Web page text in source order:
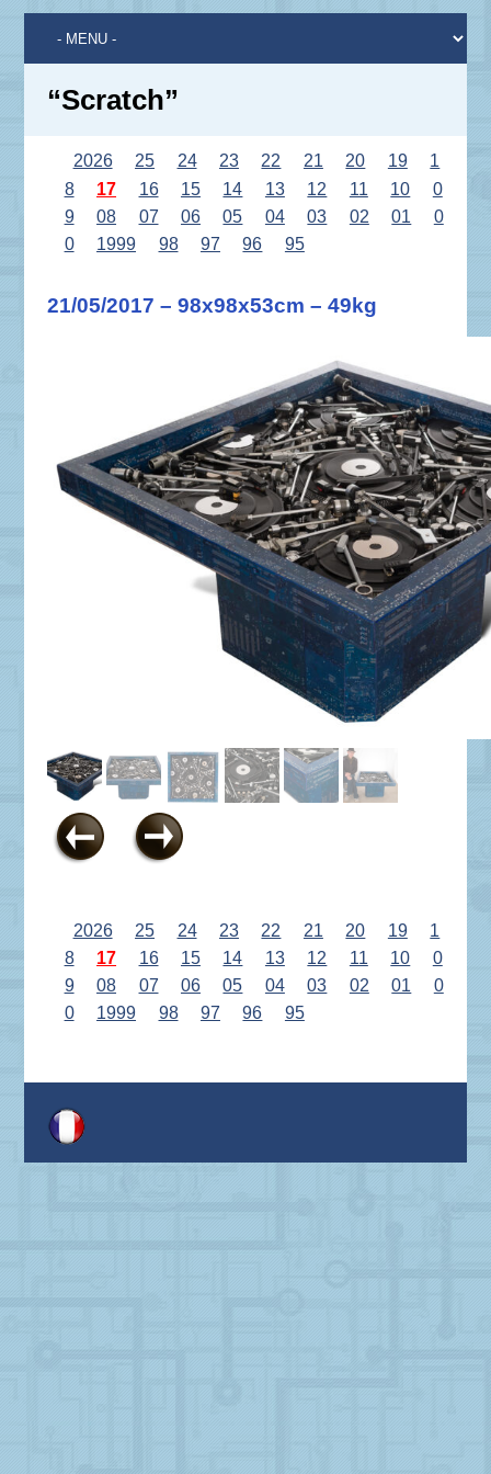
“Scratch”
2026 25 24 23 22 21 20 19
1
8
17 16 15 14 13 12 11 10
0
9
08 07 06 05 04 03 02 01
0
0
1999 98 97 96 95
21/05/2017 – 98x98x53cm – 49kg
2026 25 24 23 22 21 20 19
1
8
17 16 15 14 13 12 11 10
0
9
08 07 06 05 04 03 02 01
0
0
1999 98 97 96 95